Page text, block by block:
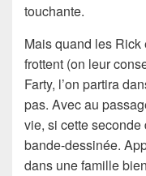
touchante.
Mais quand les Rick
frottent (on leur
Farty, l’on partira
pas. Avec au
vie, si cette
bande-dessinée.
dans une famille